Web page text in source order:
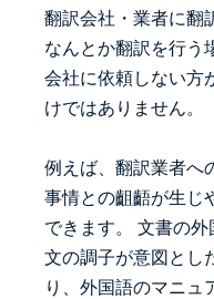
翻訳会社・業者に翻
なんとか翻訳を行う
会社に依頼しない方
けではありません。
例えば、翻訳業者へ
事情との齟齬が生じ
できます。 文書の
文の調子が意図とし
り、外国語のマニュ